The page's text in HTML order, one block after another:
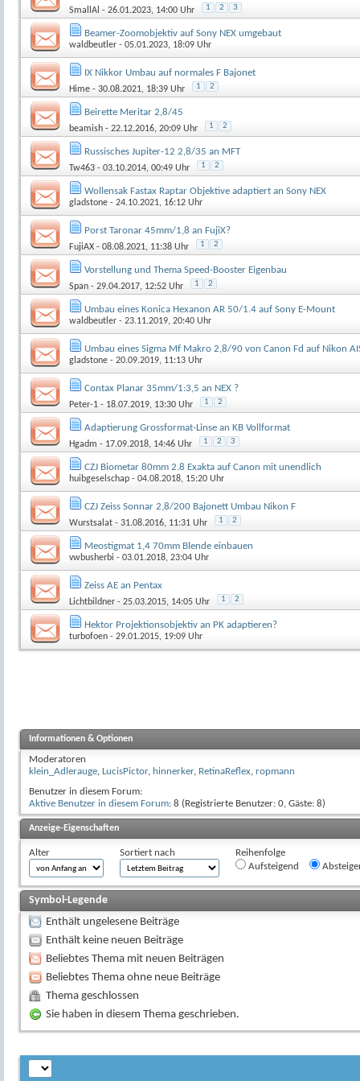
SmallAl - 26.01.2023, 14:00 Uhr 1 2 3
Beamer-Zoomobjektiv auf Sony NEX umgebaut
waldbeutler - 05.01.2023, 18:09 Uhr
IX Nikkor Umbau auf normales F Bajonet
Hime - 30.08.2021, 18:39 Uhr 1 2
Beirette Meritar 2,8/45
beamish - 22.12.2016, 20:09 Uhr 1 2
Russisches Jupiter-12 2,8/35 an MFT
Tw463 - 03.10.2014, 00:49 Uhr 1 2
Wollensak Fastax Raptar Objektive adaptiert an Sony NEX
gladstone - 24.10.2021, 16:12 Uhr
Porst Taronar 45mm/1,8 an FujiX?
FujiAX - 08.08.2021, 11:38 Uhr 1 2
Vorstellung und Thema Speed-Booster Eigenbau
Span - 29.04.2017, 12:52 Uhr 1 2
Umbau eines Konica Hexanon AR 50/1.4 auf Sony E-Mount
waldbeutler - 23.11.2019, 20:40 Uhr
Umbau eines Sigma Mf Makro 2,8/90 von Canon Fd auf Nikon
gladstone - 20.09.2019, 11:13 Uhr
Contax Planar 35mm/1:3,5 an NEX ?
Peter-1 - 18.07.2019, 13:30 Uhr 1 2
Adaptierung Grossformat-Linse an KB Vollformat
Hgadm - 17.09.2018, 14:46 Uhr 1 2 3
CZJ Biometar 80mm 2.8 Exakta auf Canon mit unendlich
huibgeselschap - 04.08.2018, 15:20 Uhr
CZJ Zeiss Sonnar 2,8/200 Bajonett Umbau Nikon F
Wurstsalat - 31.08.2016, 11:31 Uhr 1 2
Meostigmat 1,4 70mm Blende einbauen
vwbusherbi - 03.01.2018, 23:04 Uhr
Zeiss AE an Pentax
Lichtbildner - 25.03.2015, 14:05 Uhr 1 2
Hektor Projektionsobjektiv an PK adaptieren?
turbofoen - 29.01.2015, 19:09 Uhr
Informationen & Optionen
Moderatoren
klein_Adlerauge, LucisPictor, hinnerker, RetinaReflex, ropmann
Benutzer in diesem Forum:
Aktive Benutzer in diesem Forum: 8 (Registrierte Benutzer: 0, Gäste: 8)
Anzeige-Eigenschaften
Alter Sortiert nach
Reihenfolge
Aufsteigend
Symbol-Legende
Enthält ungelesene Beiträge
Enthält keine neuen Beiträge
Beliebtes Thema mit neuen Beiträgen
Beliebtes Thema ohne neue Beiträge
Thema geschlossen
Sie haben in diesem Thema geschrieben.